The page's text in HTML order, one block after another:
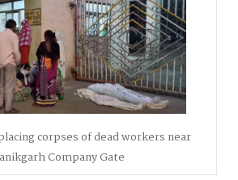
corpses of dead workers near
Company Gate